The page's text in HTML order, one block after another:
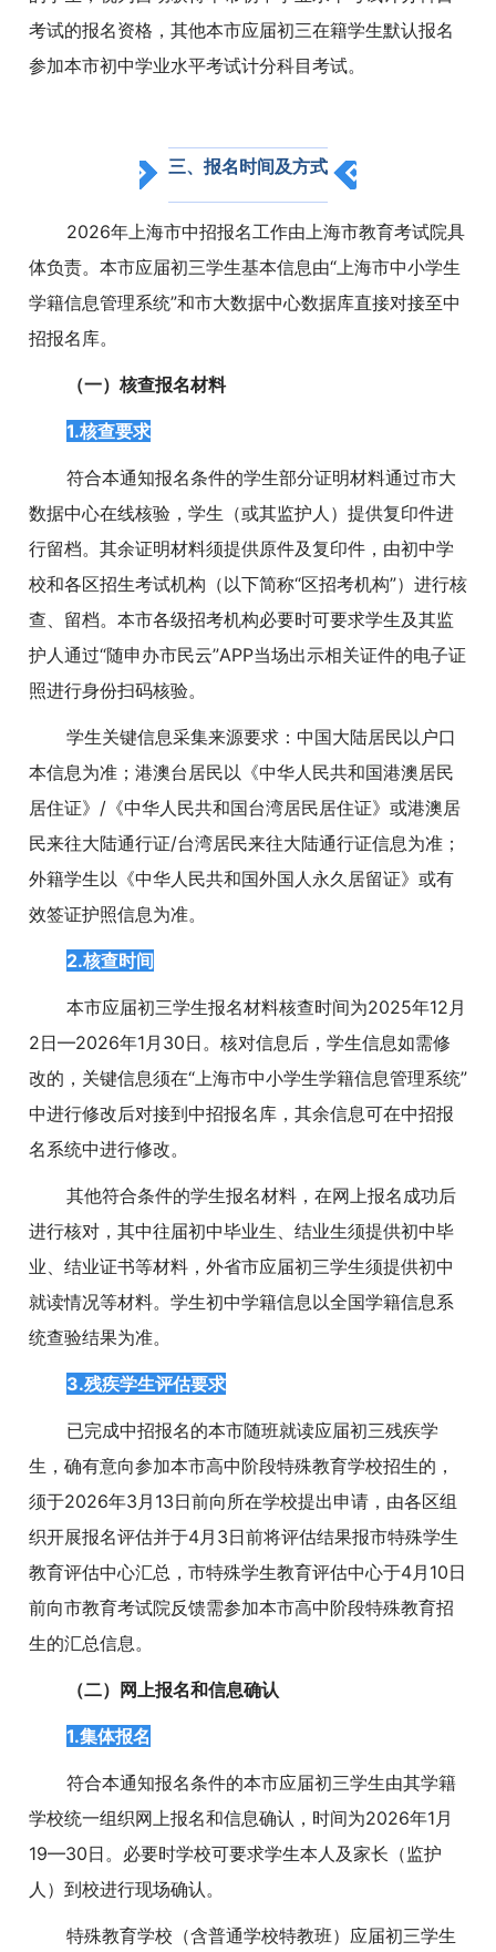
考试的报名资格，其他本市应届初三在籍学生默认报名
参加本市初中学业水平考试计分科目考试。
三、报名时间及方式
2026年上海市中招报名工作由上海市教育考试院具
体负责。本市应届初三学生基本信息由“上海市中小学生
学籍信息管理系统”和市大数据中心数据库直接对接至中
招报名库。
（一）核查报名材料
1.核查要求
符合本通知报名条件的学生部分证明材料通过市大
数据中心在线核验，学生（或其监护人）提供复印件进
行留档。其余证明材料须提供原件及复印件，由初中学
校和各区招生考试机构（以下简称“区招考机构”）进行核
查、留档。本市各级招考机构必要时可要求学生及其监
护人通过“随申办市民云”APP当场出示相关证件的电子证
照进行身份扫码核验。
学生关键信息采集来源要求：中国大陆居民以户口
本信息为准；港澳台居民以《中华人民共和国港澳居民
居住证》/《中华人民共和国台湾居民居住证》或港澳居
民来往大陆通行证/台湾居民来往大陆通行证信息为准；
外籍学生以《中华人民共和国外国人永久居留证》或有
效签证护照信息为准。
2.核查时间
本市应届初三学生报名材料核查时间为2025年12月
2日—2026年1月30日。核对信息后，学生信息如需修
改的，关键信息须在“上海市中小学生学籍信息管理系统”
中进行修改后对接到中招报名库，其余信息可在中招报
名系统中进行修改。
其他符合条件的学生报名材料，在网上报名成功后
进行核对，其中往届初中毕业生、结业生须提供初中毕
业、结业证书等材料，外省市应届初三学生须提供初中
就读情况等材料。学生初中学籍信息以全国学籍信息系
统查验结果为准。
3.残疾学生评估要求
已完成中招报名的本市随班就读应届初三残疾学
生，确有意向参加本市高中阶段特殊教育学校招生的，
须于2026年3月13日前向所在学校提出申请，由各区组
织开展报名评估并于4月3日前将评估结果报市特殊学生
教育评估中心汇总，市特殊学生教育评估中心于4月10日
前向市教育考试院反馈需参加本市高中阶段特殊教育招
生的汇总信息。
（二）网上报名和信息确认
1.集体报名
符合本通知报名条件的本市应届初三学生由其学籍
学校统一组织网上报名和信息确认，时间为2026年1月
19—30日。必要时学校可要求学生本人及家长（监护
人）到校进行现场确认。
特殊教育学校（含普通学校特教班）应届初三学生